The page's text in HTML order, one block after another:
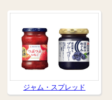
ジャム・スプレッド